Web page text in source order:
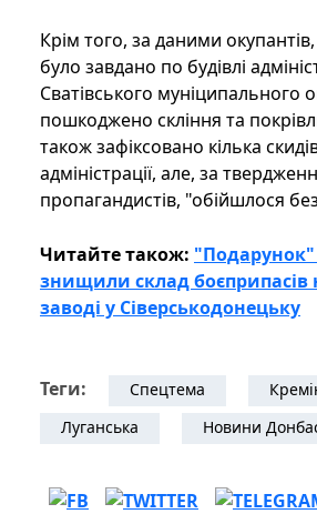
Крім того, за даними окупантів,
було завдано по будівлі
Сватівського муніципального
пошкоджено скління та
також зафіксовано кілька
адміністрації, але, за
пропагандистів, "обійшлося
Читайте також: "Подарунок"
знищили склад боєприпасів
заводі у Сіверськодонецьку
Теги: Спецтема
Луганська
Новини